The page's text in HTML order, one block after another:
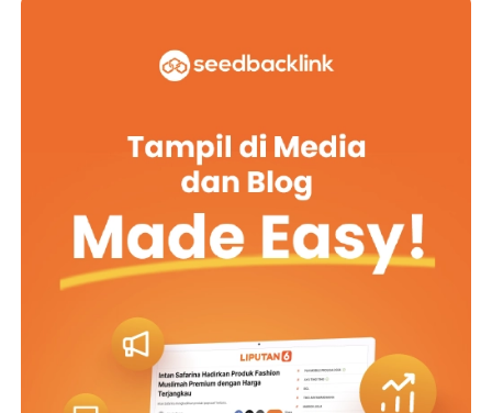
Sementara para orang tua mengikuti berbagai sesi
sekolah, administrasi, hingga jejaring dan kehumasan,
para siswa mulai memasuki dinamika Pra MPLS di hall
Para siswa baru ini, diperkenalkan pada rangkaian
kegiatan MPLS yang akan berlangsung selama 13–17
Juli 2026 melalui pendekatan informatif, formatif, dan
transformatif. Sejak hari pertama, diajak memahami
bahwa menjadi bagian dari De Britto berarti siap belajar,
hidup bersama, dan bertumbuh sebagai pribadi yang
bertanggung jawab.